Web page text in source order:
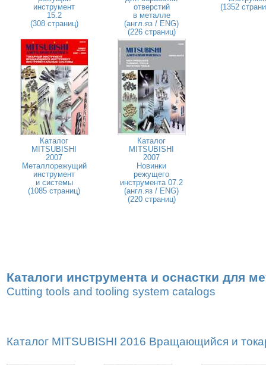
инструмент
15.2
(308 страниц)
отверстий
в металле
(англ.яз / ENG)
(226 страниц)
(1352
Каталог
MITSUBISHI
2007
Металлорежущий
инструмент
и системы
(1085 страниц)
Каталог
MITSUBISHI
2007
Новинки
режущего
инструмента 07.2
(англ.яз / ENG)
(220 страниц)
Каталоги инструмента и оснастки для
Cutting tools and tooling system catalogs
Каталог MITSUBISHI 2016 Вращающийся и